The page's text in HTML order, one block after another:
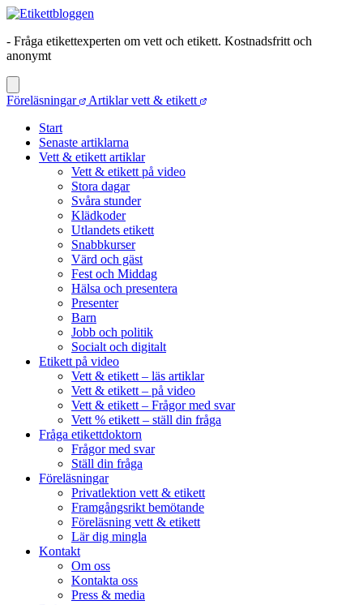
- Fråga etikettexperten om vett och etikett. Kostnadsfritt och
anonymt
Föreläsningar
Artiklar vett & etikett
Start
Senaste artiklarna
Vett & etikett artiklar
Vett & etikett på video
Stora dagar
Svåra stunder
Klädkoder
Utlandets etikett
Snabbkurser
Värd och gäst
Fest och Middag
Hälsa och presentera
Presenter
Barn
Jobb och politik
Socialt och digitalt
Etikett på video
Vett & etikett – läs artiklar
Vett & etikett – på video
Vett & etikett – Frågor med svar
Vett % etikett – ställ din fråga
Fråga etikettdoktorn
Frågor med svar
Ställ din fråga
Föreläsningar
Privatlektion vett & etikett
Framgångsrikt bemötande
Föreläsning vett & etikett
Lär dig mingla
Kontakt
Om oss
Kontakta oss
Press & media